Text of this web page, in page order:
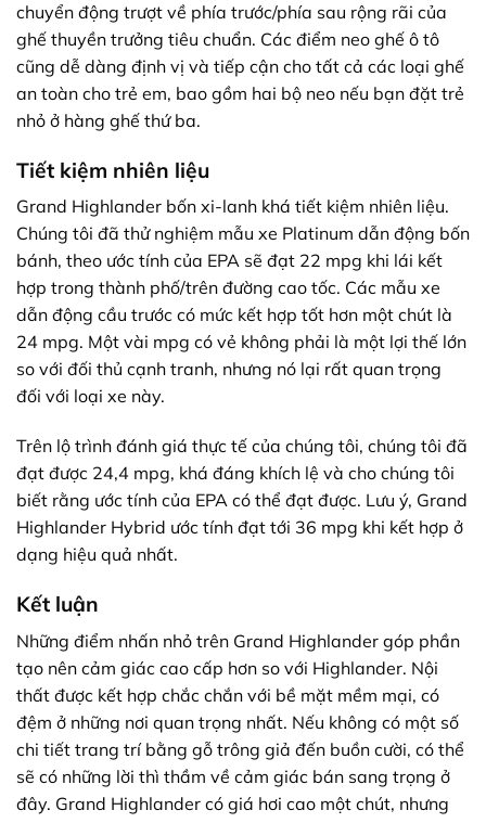
chuyển động trượt về phía trước/phía sau rộng rãi của
ghế thuyền trưởng tiêu chuẩn. Các điểm neo ghế ô tô
cũng dễ dàng định vị và tiếp cận cho tất cả các loại ghế
an toàn cho trẻ em, bao gồm hai bộ neo nếu bạn đặt trẻ
nhỏ ở hàng ghế thứ ba.
Tiết kiệm nhiên liệu
Grand Highlander bốn xi-lanh khá tiết kiệm nhiên liệu.
Chúng tôi đã thử nghiệm mẫu xe Platinum dẫn động bốn
bánh, theo ước tính của EPA sẽ đạt 22 mpg khi lái kết
hợp trong thành phố/trên đường cao tốc. Các mẫu xe
dẫn động cầu trước có mức kết hợp tốt hơn một chút là
24 mpg. Một vài mpg có vẻ không phải là một lợi thế lớn
so với đối thủ cạnh tranh, nhưng nó lại rất quan trọng
đối với loại xe này.
Trên lộ trình đánh giá thực tế của chúng tôi, chúng tôi đã
đạt được 24,4 mpg, khá đáng khích lệ và cho chúng tôi
biết rằng ước tính của EPA có thể đạt được. Lưu ý, Grand
Highlander Hybrid ước tính đạt tới 36 mpg khi kết hợp ở
dạng hiệu quả nhất.
Kết luận
Những điểm nhấn nhỏ trên Grand Highlander góp phần
tạo nên cảm giác cao cấp hơn so với Highlander. Nội
thất được kết hợp chắc chắn với bề mặt mềm mại, có
đệm ở những nơi quan trọng nhất. Nếu không có một số
chi tiết trang trí bằng gỗ trông giả đến buồn cười, có thể
sẽ có những lời thì thầm về cảm giác bán sang trọng ở
đây. Grand Highlander có giá hơi cao một chút, nhưng